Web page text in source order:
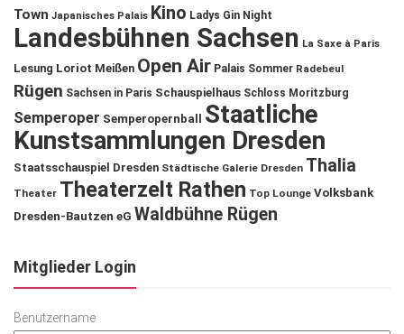
Town Japanisches Palais Kino Ladys Gin Night
Landesbühnen Sachsen La Saxe à Paris
Lesung Loriot Meißen Open Air Palais Sommer Radebeul
Rügen Sachsen in Paris Schauspielhaus Schloss Moritzburg
Semperoper Semperopernball
Staatliche
Kunstsammlungen Dresden
Staatsschauspiel Dresden Städtische Galerie Dresden Thalia
Theater Theaterzelt Rathen Top Lounge Volksbank
Dresden-Bautzen eG Waldbühne Rügen
Mitglieder Login
Benutzername